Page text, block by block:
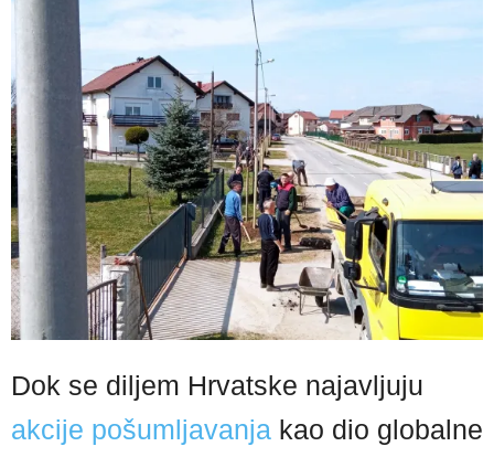
Dok se diljem Hrvatske najavljuju
akcije pošumljavanja kao dio globalne